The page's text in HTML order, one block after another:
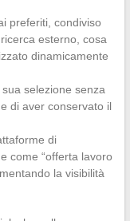
preferiti, condiviso
esterno, cosa
dinamicamente
selezione senza
di aver conservato il
di
come “offerta lavoro
la visibilità